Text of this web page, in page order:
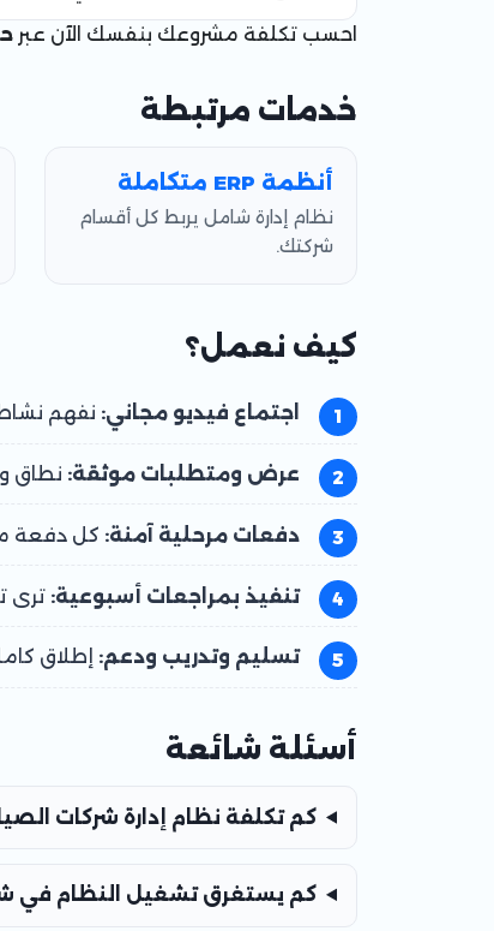
احسب تكلفة مشروعك بنفسك الآن عبر
خدمات مرتبطة
أنظمة ERP متكاملة
نظام إدارة شامل يربط كل أقسام
شركتك.
كيف نعمل؟
اجتماع فيديو مجاني: نفهم
عرض ومتطلبات موثقة: نطاق
دفعات مرحلية آمنة: كل دفعة
تنفيذ بمراجعات أسبوعية: ترى
تسليم وتدريب ودعم: إطلاق
أسئلة شائعة
كم تكلفة نظام إدارة شركات
كم يستغرق تشغيل النظام في